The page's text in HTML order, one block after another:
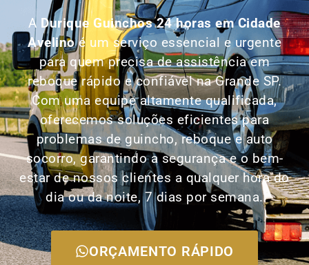
A Durique Guinchos 24 horas em Cidade
Avelinoé um serviço essencial e urgente
para quem precisa de assistência em
reboque rápido e confiável na Grande SP.
Com uma equipe altamente qualificada,
oferecemos soluções eficientes para
problemas de guincho, reboque e auto
socorro, garantindo a segurança e o bem-
estar de nossos clientes a qualquer hora do
dia ou da noite, 7 dias por semana.
ORÇAMENTO RÁPIDO